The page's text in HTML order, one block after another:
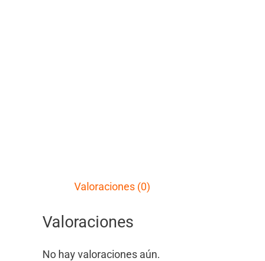
Valoraciones (0)
Valoraciones
No hay valoraciones aún.